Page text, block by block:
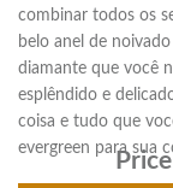
combinar todos os
belo anel de
diamante que você
esplêndido e
coisa e tudo que
evergreen para sua